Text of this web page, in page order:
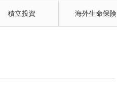
積立投資 海外生命保険